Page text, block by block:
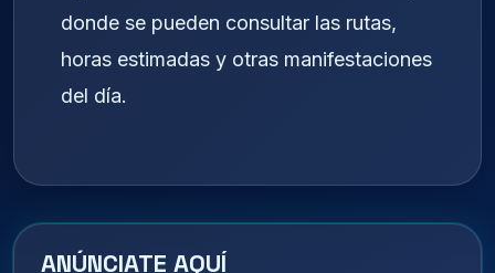
donde se pueden consultar las rutas,
horas estimadas y otras manifestaciones
del día.
ANÚNCIATE AQUÍ